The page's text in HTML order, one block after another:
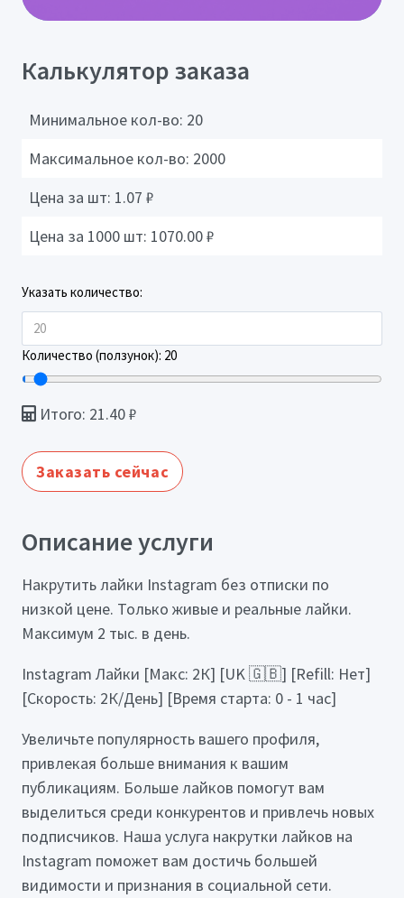
Калькулятор заказа
Минимальное кол-во: 20
Максимальное кол-во: 2000
Цена за шт: 1.07 ₽
Цена за 1000 шт: 1070.00₽
Указать количество:
Количество (ползунок): 20
Итого: 21.40₽
Заказать сейчас
Описание услуги
Накрутить лайки Instagram без отписки по
низкой цене. Только живые и реальные лайки.
Максимум 2 тыс. в день.
Instagram Лайки [Макс: 2К] [UK 🇬🇧] [Refill: Нет]
[Скорость: 2К/День] [Время старта: 0 - 1 час]
Увеличьте популярность вашего профиля,
привлекая больше внимания к вашим
публикациям. Больше лайков помогут вам
выделиться среди конкурентов и привлечь новых
подписчиков. Наша услуга накрутки лайков на
Instagram поможет вам достичь большей
видимости и признания в социальной сети.